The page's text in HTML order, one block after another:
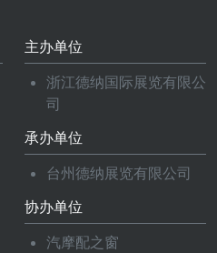
主办单位
浙江德纳国际展览有限公
司
承办单位
台州德纳展览有限公司
协办单位
汽摩配之窗